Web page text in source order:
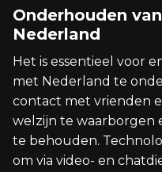
Onderhouden
Nederland
Het is essentieel voor
met Nederland te
contact met vrienden
welzijn te waarborgen
te behouden.
om via video- en